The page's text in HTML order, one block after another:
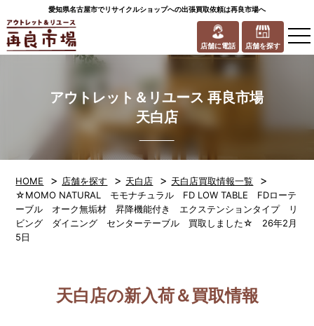
愛知県名古屋市でリサイクルショップへの出張買取依頼は再良市場へ
店舗に電話 店舗を探す
アウトレット＆リユース 再良市場
天白店
HOME > 店舗を探す > 天白店 > 天白店買取情報一覧 >
☆MOMO NATURAL モモナチュラル FD LOW TABLE FDローテ
ーブル オーク無垢材 昇降機能付き エクステンションタイプ リ
ビング ダイニング センターテーブル 買取しました☆ 26年2月
5日
天白店の新入荷＆買取情報